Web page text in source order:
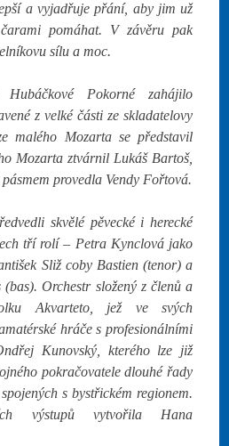
a vyjadřuje přání, aby jim už
pomáhat. V závěru pak
sílu a moc.
Pokorné zahájilo
z velké části ze skladatelovy
malého Mozarta se představil
Mozarta ztvárnil Lukáš Bartoš,
provedla Vendy Fořtová.
skvělé pěvecké i herecké
tří rolí – Petra Kynclová jako
Sliž coby Bastien (tenor) a
Orchestr složený z členů a
Akvarteto, jež ve svých
hráče s profesionálními
Kunovský, kterého lze již
pokračovatele dlouhé řady
s bystřickém regionem.
výstupů vytvořila Hana